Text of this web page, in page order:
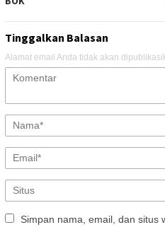
Tinggalkan Balasan
Alamat email Anda tidak akan
Simpan nama, email, dan situs